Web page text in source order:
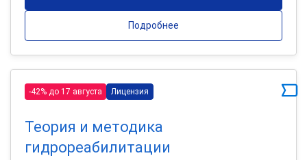
Подробнее
-42% до 17 августа Лицензия
Теория и методика
гидрореабилитации